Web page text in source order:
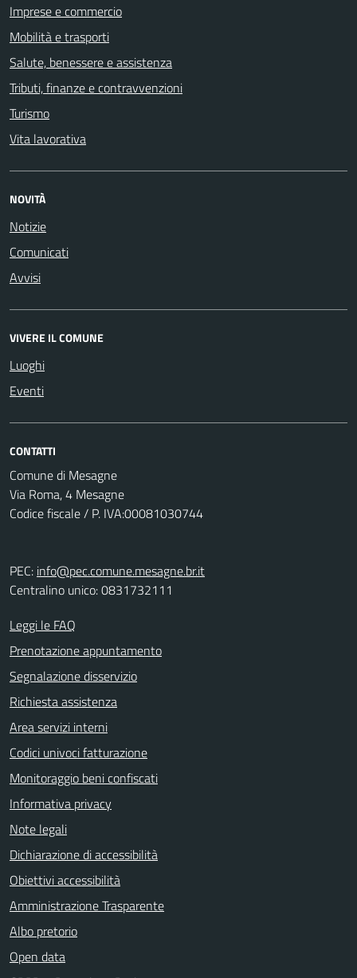
Imprese e commercio
Mobilità e trasporti
Salute, benessere e assistenza
Tributi, finanze e contravvenzioni
Turismo
Vita lavorativa
NOVITÀ
Notizie
Comunicati
Avvisi
VIVERE IL COMUNE
Luoghi
Eventi
CONTATTI
Comune di Mesagne
Via Roma, 4 Mesagne
Codice fiscale / P. IVA:00081030744
PEC: info@pec.comune.mesagne.br.it
Centralino unico: 0831732111
Leggi le FAQ
Prenotazione appuntamento
Segnalazione disservizio
Richiesta assistenza
Area servizi interni
Codici univoci fatturazione
Monitoraggio beni confiscati
Informativa privacy
Note legali
Dichiarazione di accessibilità
Obiettivi accessibilità
Amministrazione Trasparente
Albo pretorio
Open data